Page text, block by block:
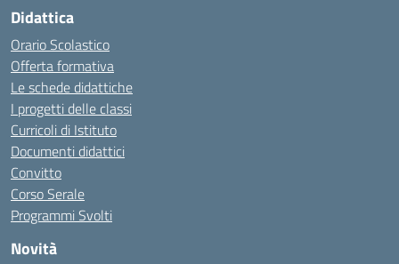
Didattica
Orario Scolastico
Offerta formativa
Le schede didattiche
I progetti delle classi
Curricoli di Istituto
Documenti didattici
Convitto
Corso Serale
Programmi Svolti
Novità